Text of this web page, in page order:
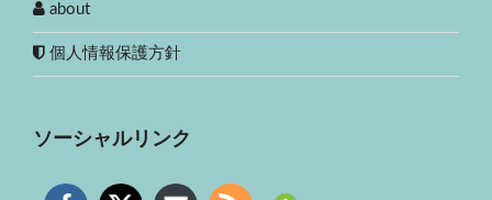
about
個人情報保護方針
ソーシャルリンク